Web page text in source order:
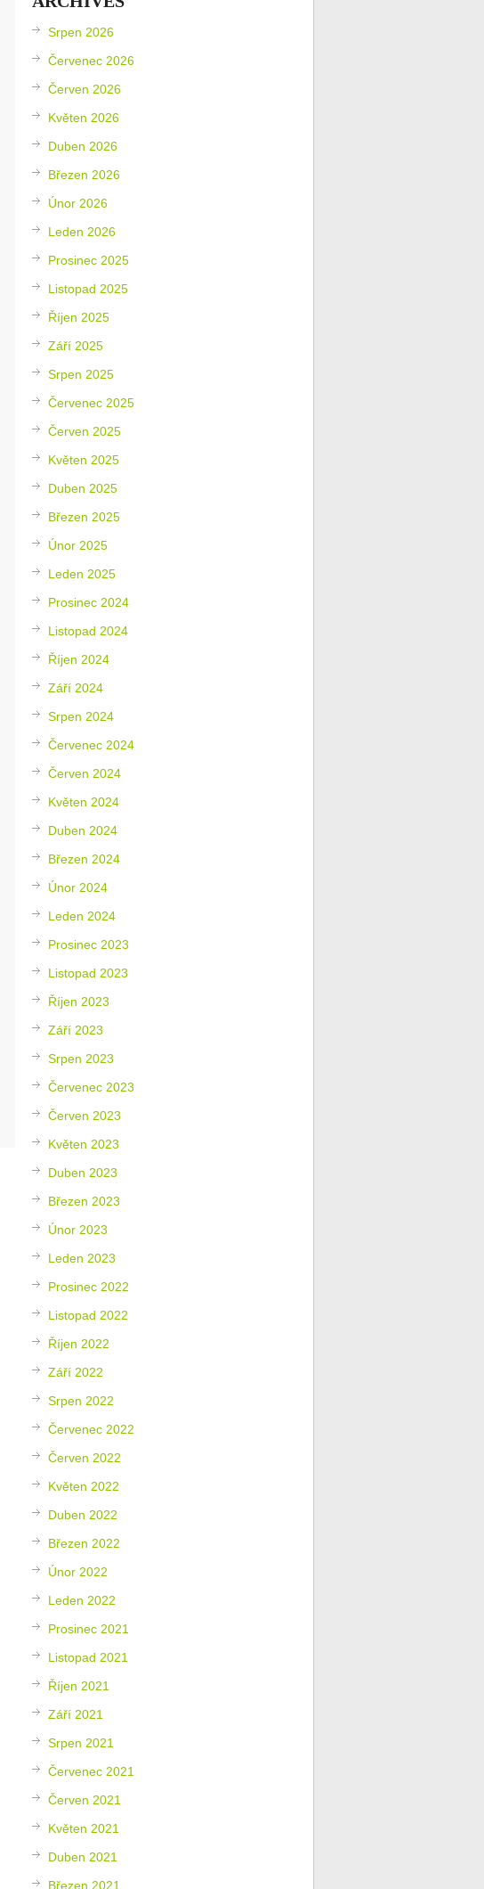
Srpen 2026
Červenec 2026
Červen 2026
Květen 2026
Duben 2026
Březen 2026
Únor 2026
Leden 2026
Prosinec 2025
Listopad 2025
Říjen 2025
Září 2025
Srpen 2025
Červenec 2025
Červen 2025
Květen 2025
Duben 2025
Březen 2025
Únor 2025
Leden 2025
Prosinec 2024
Listopad 2024
Říjen 2024
Září 2024
Srpen 2024
Červenec 2024
Červen 2024
Květen 2024
Duben 2024
Březen 2024
Únor 2024
Leden 2024
Prosinec 2023
Listopad 2023
Říjen 2023
Září 2023
Srpen 2023
Červenec 2023
Červen 2023
Květen 2023
Duben 2023
Březen 2023
Únor 2023
Leden 2023
Prosinec 2022
Listopad 2022
Říjen 2022
Září 2022
Srpen 2022
Červenec 2022
Červen 2022
Květen 2022
Duben 2022
Březen 2022
Únor 2022
Leden 2022
Prosinec 2021
Listopad 2021
Říjen 2021
Září 2021
Srpen 2021
Červenec 2021
Červen 2021
Květen 2021
Duben 2021
Březen 2021